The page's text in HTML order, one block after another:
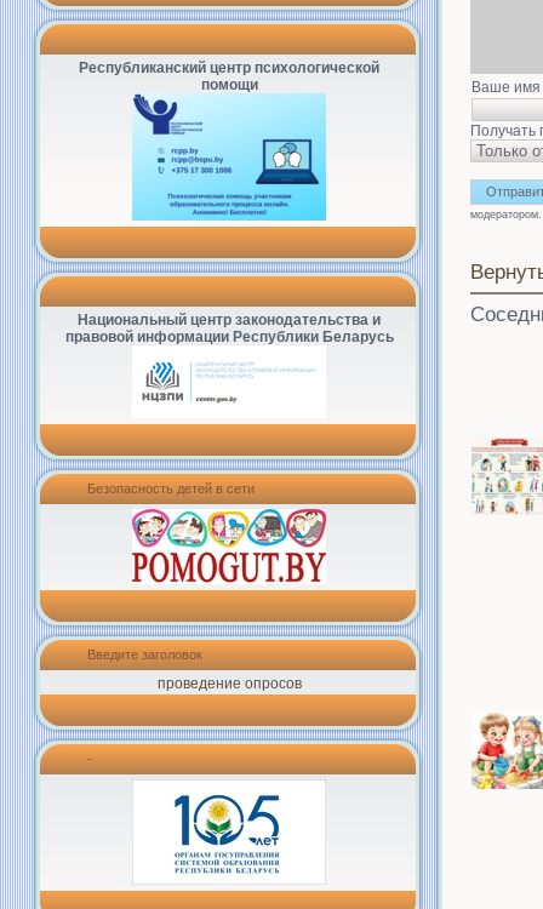
Республиканский центр психологической
помощи
Национальный центр законодательства и
правовой информации Республики Беларусь
Безопасность детей в сети
Введите заголовок
проведение опросов
-
Ваше имя
Получать
модератором.